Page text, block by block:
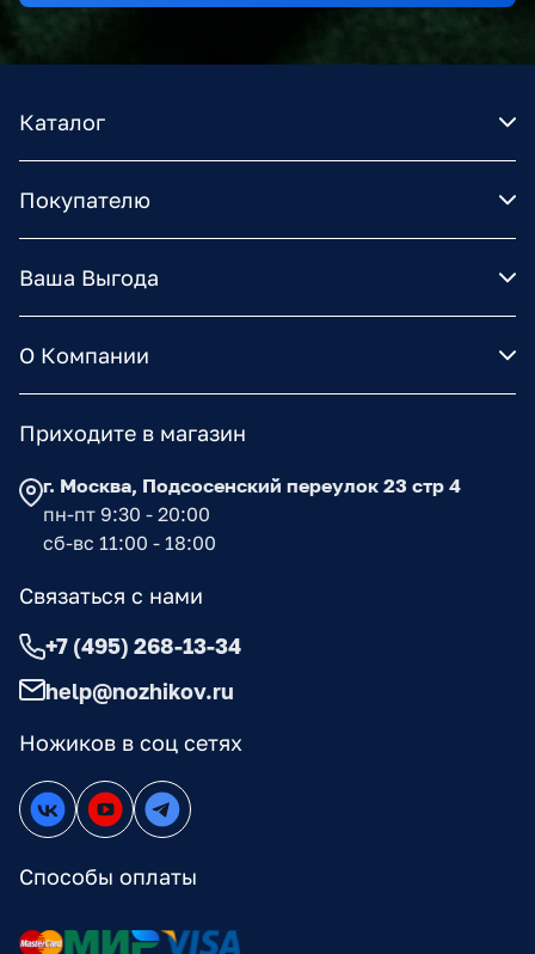
Каталог
Покупателю
Ваша Выгода
О Компании
Ножиков в соц сетях
Способы оплаты
Приходите в магазин
г. Москва, Подсосенский переулок 23 стр 4
пн-пт 9:30 - 20:00
сб-вс 11:00 - 18:00
Связаться с нами
+7 (495) 268-13-34
help@nozhikov.ru